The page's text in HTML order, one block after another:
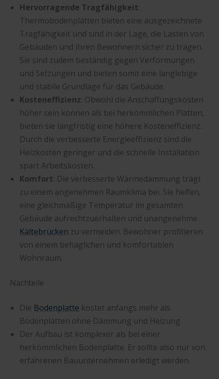
Hervorragende Tragfähigkeit:
Thermobodenplatten bieten eine ausgezeichnete
Tragfähigkeit und sind in der Lage, die Lasten von
Gebäuden und ihren Bewohnern sicher zu tragen.
Sie sind zudem beständig gegen Verformungen
und Setzungen und bieten somit eine langlebige
und stabile Grundlage für das Gebäude.
Kosteneffizienz: Obwohl die Anschaffungskosten
höher sein können als bei herkömmlichen Platten,
bieten sie langfristig eine höhere Kosteneffizienz.
Durch die verbesserte Energieeffizienz sind die
Heizkosten geringer und die schnelle Installation
spart Arbeitskosten.
Komfort: Die verbesserte Wärmedämmung trägt
zu einem angenehmen Raumklima bei. Sie helfen,
eine gleichmäßige Temperatur im gesamten
Gebäude aufrechtzuerhalten und unangenehme
Kältebrücken zu vermeiden. Bewohner profitieren
von einem behaglichen und komfortablen
Wohnraum.
Nachteile
Die Bodenplatte kostet anfangs mehr als
Bodenplatten ohne Dämmung und Heizung
Der Aufbau ist komplexer als bei einer
herkömmlichen Bodenplatte. Er sollte also nur von
erfahrenen Bauunternehmen erledigt werden.